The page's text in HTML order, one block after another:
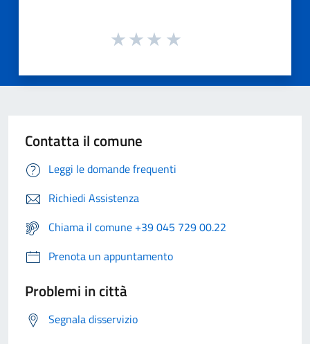
Contatta il comune
Leggi le domande frequenti
Richiedi Assistenza
Chiama il comune +39 045 729 00.22
Prenota un appuntamento
Problemi in città
Segnala disservizio